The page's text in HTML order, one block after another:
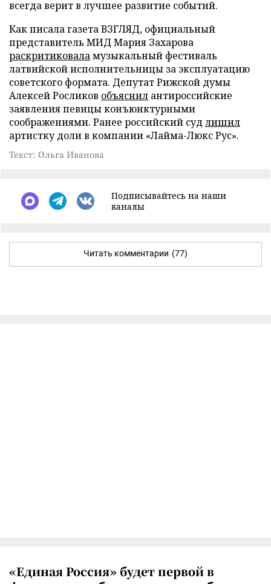
всегда верит в лучшее развитие событий.
Как писала газета ВЗГЛЯД, официальный
представитель МИД Мария Захарова
раскритиковаламузыкальный фестиваль
латвийской исполнительницы за эксплуатацию
советского формата. Депутат Рижской думы
Алексей Росликов объяснил антироссийские
заявления певицы конъюнктурными
соображениями. Ранее российский суд лишил
артистку доли в компании «Лайма-Люкс Рус».
Текст: Ольга Иванова
Подписывайтесь на наши
каналы
Читать комментарии (77)
«Единая Россия» будет первой в